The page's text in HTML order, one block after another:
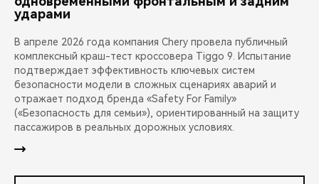
ударами
В апреле 2026 года компания Chery провела публичный
комплексный краш-тест кроссовера Tiggo 9. Испытание
подтверждает эффективность ключевых систем
безопасности модели в сложных сценариях аварий и
отражает подход бренда «Safety For Family»
(«Безопасность для семьи»), ориентированный на защиту
пассажиров в реальных дорожных условиях.